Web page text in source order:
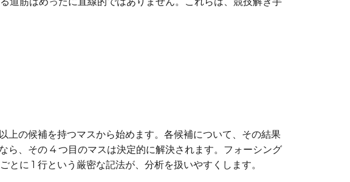
上の候補を持つマスから始めます。各候補について、その結果
ら、その 4 つ目のマスは決定的に解決されます。フォーシング
に 1 行という厳密な記法が、分析を扱いやすくします。